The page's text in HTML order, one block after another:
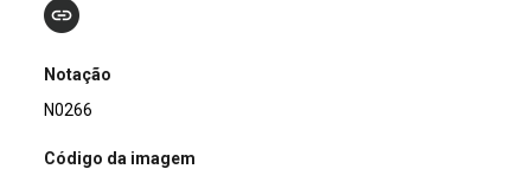
Notação
N0266
Código da imagem